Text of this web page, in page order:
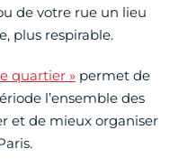
de votre rue un lieu
plus respirable.
quartier » permet de
l’ensemble des
et de mieux organiser